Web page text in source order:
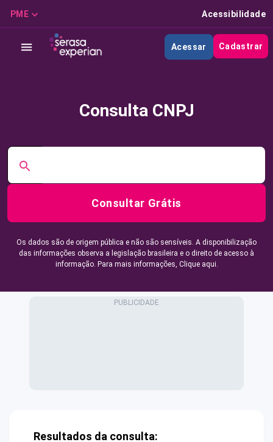
PME Acessibilidade
Acessar Cadastrar
Consulta CNPJ
Consultar Grátis
Os dados são de origem pública e não são sensíveis. A disponibilização
das informações observa a legislação brasileira e o direito de acesso à
informação. Para mais informações, Clique aqui.
Resultados da consulta: